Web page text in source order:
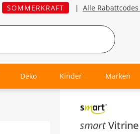
SOMMERKRAFT | Alle
Deko Kinder Marken
Inhalt der
smartVitrine